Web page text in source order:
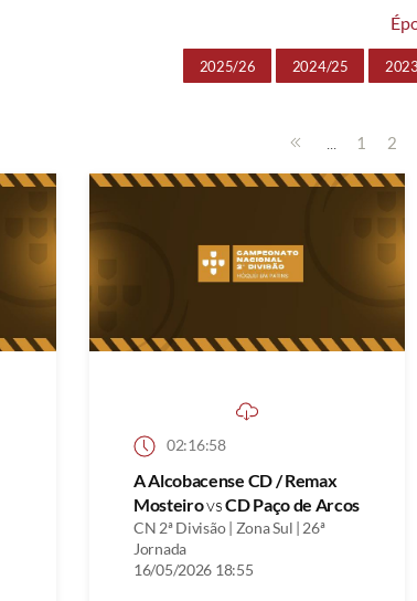
2025/26 2024/25
... 1 2
02:16:58
A Alcobacense CD / Remax
MosteirovsCD Paço de Arcos
CN 2ª Divisão | Zona Sul | 26ª
Jornada
16/05/2026 18:55